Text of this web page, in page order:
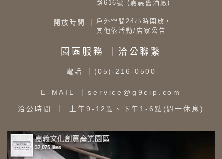
路616號 (嘉義舊酒廠)
開放時間 ｜ 戶外空間24小時開放，
其他依活動/店家公告
園區服務 ｜洽公聯繫
電話 ｜(05)-216-0500
E-MAIL ｜service@g9cip.com
洽公時間 ｜ 上午9-12點、下午1-6點(週一休息)